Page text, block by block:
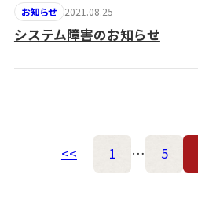
お知らせ 2021.08.25
システム障害のお知らせ
<< 1 … 5